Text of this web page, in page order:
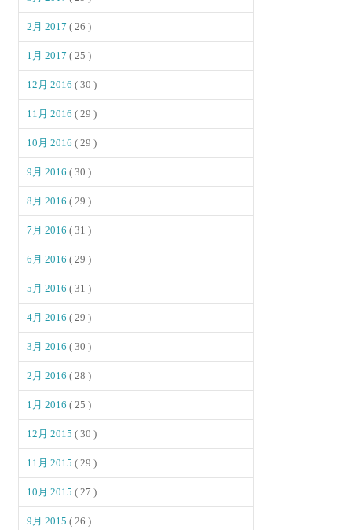
2月 2017( 26 )
1月 2017( 25 )
12月 2016( 30 )
11月 2016( 29 )
10月 2016( 29 )
9月 2016( 30 )
8月 2016( 29 )
7月 2016( 31 )
6月 2016( 29 )
5月 2016( 31 )
4月 2016( 29 )
3月 2016( 30 )
2月 2016( 28 )
1月 2016( 25 )
12月 2015( 30 )
11月 2015( 29 )
10月 2015( 27 )
9月 2015( 26 )